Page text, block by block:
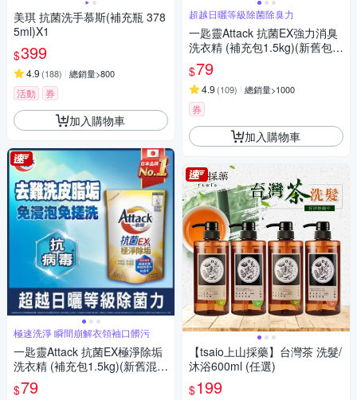
美琪 抗菌洗手慕斯(補充瓶 378
5ml)X1
$399
4.9 (188) 總銷量>800
活動 券
加入購物車
極速洗淨 瞬間崩解衣領袖口髒污
一匙靈Attack 抗菌EX極淨除垢
洗衣精 (補充包1.5kg)(新舊混
出)
$79
超越日曬等級除菌除臭力
一匙靈Attack 抗菌EX強力消臭
洗衣精 (補充包1.5kg)(新舊包裝
混出)
$79
4.9 (109) 總銷量>1000
券
加入購物車
【tsaio上山採藥】台灣茶 洗髮/
沐浴600ml (任選)
$199